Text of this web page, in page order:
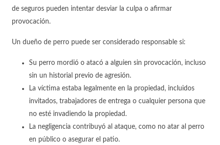
de seguros pueden intentar desviar la culpa o afirmar
provocación.
Un dueño de perro puede ser considerado responsable si:
Su perro mordió o atacó a alguien sin provocación, incluso
sin un historial previo de agresión.
La víctima estaba legalmente en la propiedad, incluidos
invitados, trabajadores de entrega o cualquier persona que
no esté invadiendo la propiedad.
La negligencia contribuyó al ataque, como no atar al perro
en público o asegurar el patio.